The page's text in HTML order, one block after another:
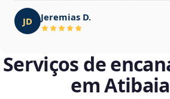
JD Jeremias D.
Serviços de
em